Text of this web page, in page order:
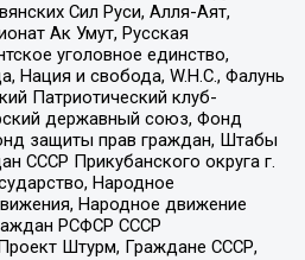
Сил Руси, Алля-Аят,
Ак Умут, Русская
уголовное единство,
Нация и свобода, W.H.С., Фалунь
Патриотический клуб-
державный союз, Фонд
защиты прав граждан, Штабы
СССР Прикубанского округа г.
Народное
Народное движение
РСФСР СССР
Штурм, Граждане СССР,